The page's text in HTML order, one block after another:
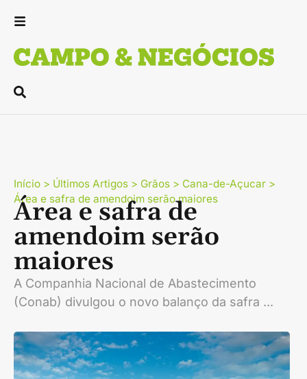
Início > Últimos Artigos > Grãos > Cana-de-Açucar >
Área e safra de amendoim serão maiores
Área e safra de
amendoim serão
maiores
A Companhia Nacional de Abastecimento
(Conab) divulgou o novo balanço da safra ...